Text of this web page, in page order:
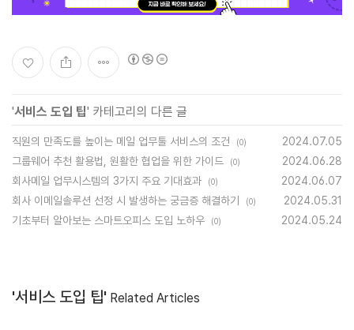
'서비스 도입 팁' 카테고리의 다른 글
직원의 만족도를 높이는 메일 업무툴 서비스의 조건 (0)
2024.07.05
그룹웨어 추천 활용법, 원활한 협업을 위한 가이드
(0)
2024.06.28
회사메일 업무시스템의 3가지 주요 기대효과
(0)
2024.06.07
회사 이메일솔루션 선정 시 발생하는 궁금증 해결하기
(0)
2024.05.31
기초부터 알아보는 스마트오피스 도입 노하우
(0) 2024.05.24
'서비스 도입 팁' Related Articles